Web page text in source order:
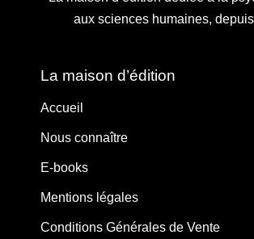
aux sciences humaines,
La maison d’édition
Accueil
Nous connaître
E-books
Mentions légales
Conditions Générales de Vente